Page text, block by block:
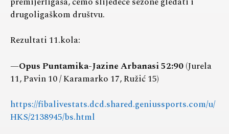
drugoligaškom društvu.
Rezultati 11.kola:
—Opus Puntamika-Jazine Arbanasi 52:90(Jurela
11, Pavin 10 / Karamarko 17, Ružić 15)
https://fibalivestats.dcd.shared.geniussports.com/u/
HKS/2138945/bs.html